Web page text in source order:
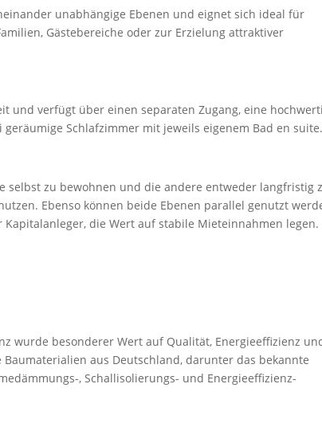
unabhängige Ebenen und eignet sich ideal für
Gästebereiche oder zur Erzielung attraktiver
und verfügt über einen separaten Zugang, eine
Schlafzimmer mit jeweils eigenem Bad en suite.
selbst zu bewohnen und die andere entweder langfristig
Ebenso können beide Ebenen parallel genutzt
die Wert auf stabile Mieteinnahmen legen.
wurde besonderer Wert auf Qualität, Energieeffizienz
aus Deutschland, darunter das bekannte
, Schallisolierungs- und Energieeffizienz-